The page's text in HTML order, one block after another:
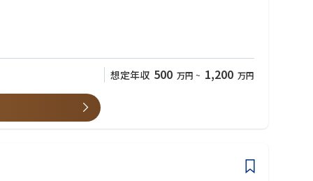
想定年収 500 万円 ~ 1,200 万円